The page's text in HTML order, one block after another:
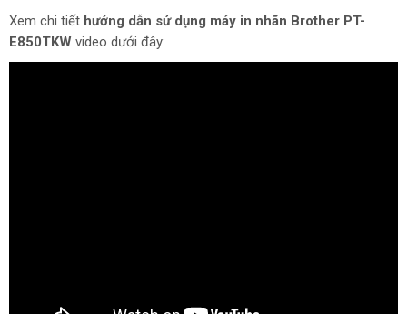
Xem chi tiết hướng dẫn sử dụng máy in nhãn Brother PT-
E850TKW video dưới đây: